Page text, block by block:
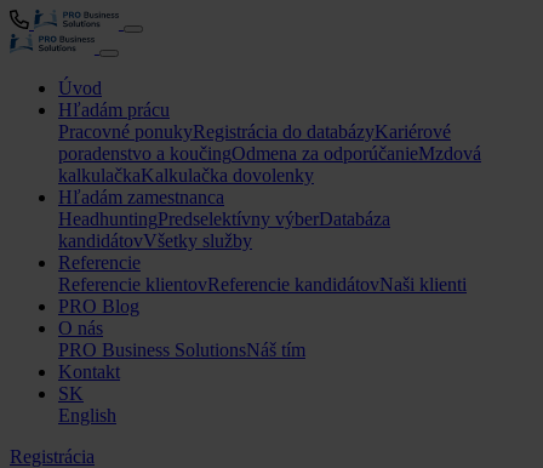
Úvod
Hľadám prácu
Pracovné ponukyRegistrácia do databázyKariérové
poradenstvo a koučingOdmena za odporúčanieMzdová
kalkulačkaKalkulačka dovolenky
Hľadám zamestnanca
HeadhuntingPredselektívny výberDatabáza
kandidátovVšetky služby
Referencie
Referencie klientovReferencie kandidátovNaši klienti
PRO Blog
O nás
PRO Business SolutionsNáš tím
Kontakt
SK
English
Registrácia